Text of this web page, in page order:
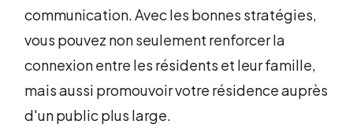
communication. Avec les bonnes stratégies,
vous pouvez non seulement renforcer la
connexion entre les résidents et leur famille,
mais aussi promouvoir votre résidence auprès
d'un public plus large.